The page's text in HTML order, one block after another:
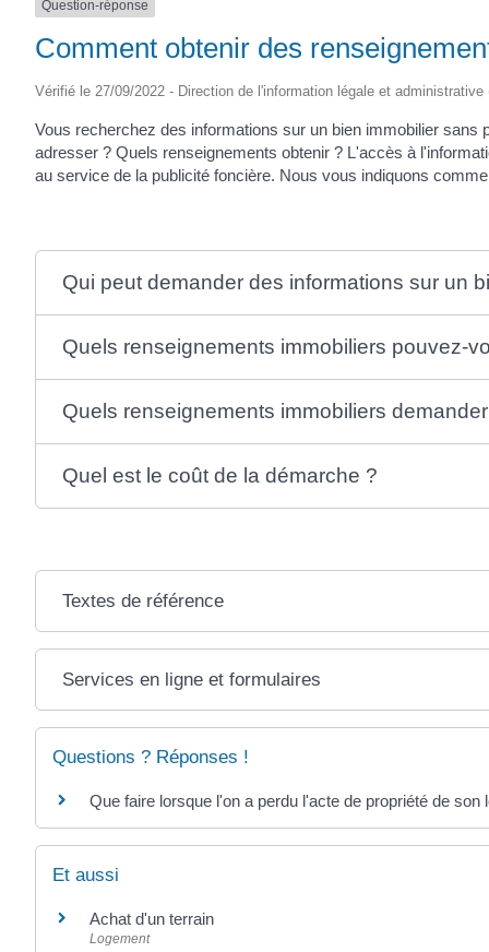
Question-réponse
Comment obtenir des
Vérifié le 27/09/2022 - Direction de l'information légale et administrative
Vous recherchez des informations sur un bien immobilier
adresser ? Quels renseignements obtenir ? L'accès à
au service de la publicité foncière. Nous vous indiquons
Qui peut demander des informations sur un
Quels renseignements immobiliers pouvez-
Quels renseignements immobiliers
Quel est le coût de la démarche ?
Textes de référence
Services en ligne et formulaires
Questions ? Réponses !
Que faire lorsque l'on a perdu l'acte de propriété de son
Et aussi
Achat d'un terrain
Logement